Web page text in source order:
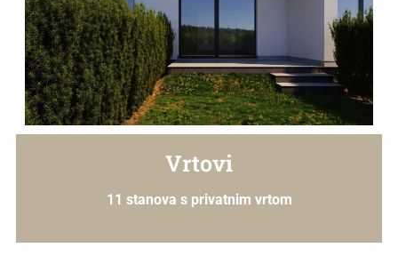
Vrtovi
11 stanova s privatnim vrtom